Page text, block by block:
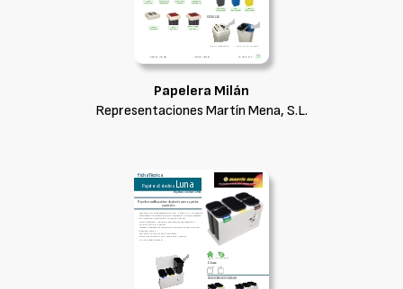
Papelera Milán
Representaciones Martín Mena, S.L.